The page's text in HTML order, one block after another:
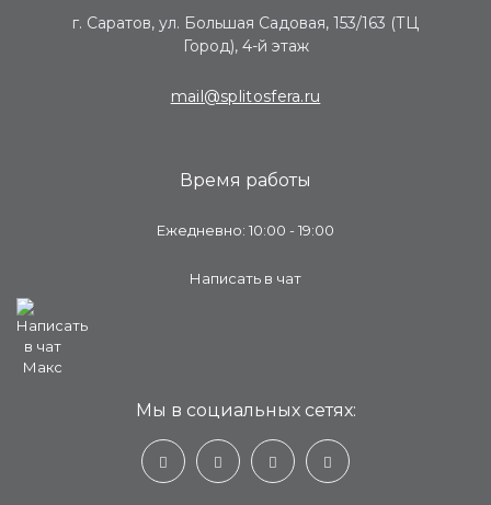
г. Саратов, ул. Большая Садовая, 153/163 (ТЦ
Город), 4-й этаж
mail@splitosfera.ru
Время работы
Ежедневно: 10:00 - 19:00
Написать в чат
Мы в социальных сетях: